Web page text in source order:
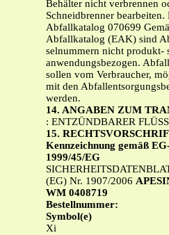
Behälter nicht verbrennen
Schneidbrenner bearbeiten.
Abfallkatalog 070699
Abfallkatalog (EAK) sind
selnummern nicht produkt-
anwendungsbezogen.
sollen vom Verbraucher,
mit den
werden.
14. ANGABEN ZUM
: ENTZÜNDBARER
15.
Kennzeichnung gemäß
1999/45/EG
(EG) Nr. 1907/2006
WM 0408719
Bestellnummer:
Symbol(e)
Xi